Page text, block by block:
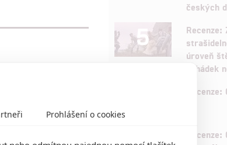
českých
5
Recenze:
úroveň
pohádek
Prohlášení o cookies